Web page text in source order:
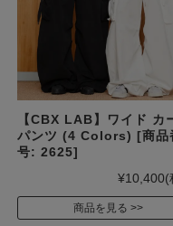
【CBX LAB】ワイド カ
パンツ (4 Colors) [商品
号: 2625]
¥10,400(
商品を見る